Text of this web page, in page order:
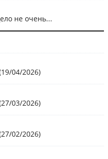
не очень...
04/2026)
03/2026)
02/2026)